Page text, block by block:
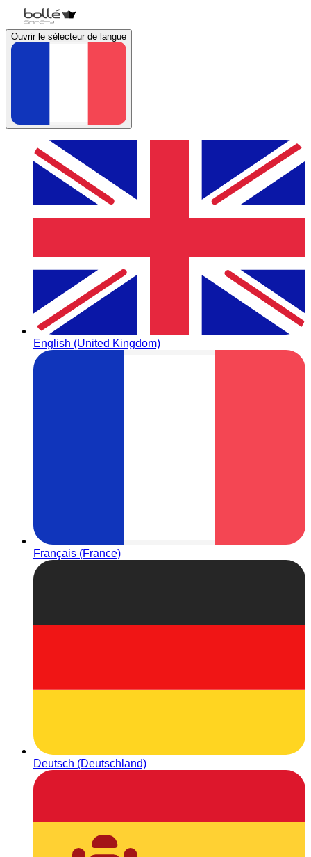
Ouvrir le sélecteur de langue
English (United Kingdom)
Français (France)
Deutsch (Deutschland)